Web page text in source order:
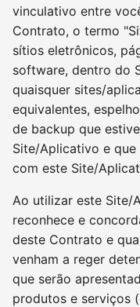
vinculativo entre
Contrato, o termo
sítios eletrônicos,
software, dentro do
quaisquer sites/
equivalentes,
de backup que
Site/Aplicativo e
com este Site/
Ao utilizar este Site/
reconhece e
deste Contrato e
venham a reger
que serão
produtos e serviços